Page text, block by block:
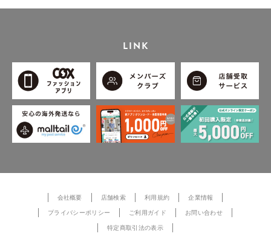
LINK
会社概要 店舗検索 利用規約 企業情報
プライバシーポリシー ご利用ガイド お問い合わせ
特定商取引法の表示